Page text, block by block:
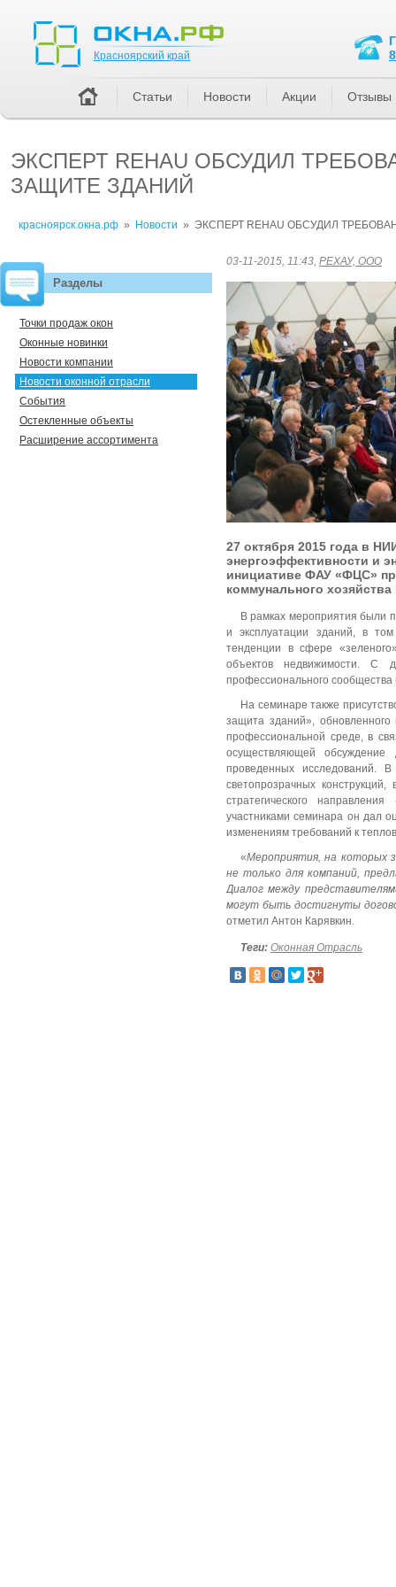
ЭКСПЕРТ REHAU ОБСУДИЛ
ЗАЩИТЕ ЗДАНИЙ
красноярск.окна.рф » Новости » ЭКСПЕРТ REHAU ОБСУДИЛ
03-11-2015, 11:43, РЕХАУ, ООО
27 октября 2015 года в
энергоэффективности и
инициативе ФАУ «ФЦС»
коммунального
В рамках мероприятия были
и эксплуатации зданий, в
тенденции в сфере
объектов недвижимости. С
профессионального сообщества
На семинаре также
защита зданий»,
профессиональной среде, в
осуществляющей
проведенных исследований.
светопрозрачных
стратегического
участниками семинара он дал
изменениям требований к
«Мероприятия, на которых
не только для компаний,
Диалог между
могут быть достигнуты
отметил Антон Карявкин.
Теги: Оконная Отрасль
Разделы
Точки продаж окон
Оконные новинки
Новости компании
Новости оконной отрасли
События
Остекленные объекты
Расширение ассортимента
Красноярский край
Статьи Новости Акции Отзывы